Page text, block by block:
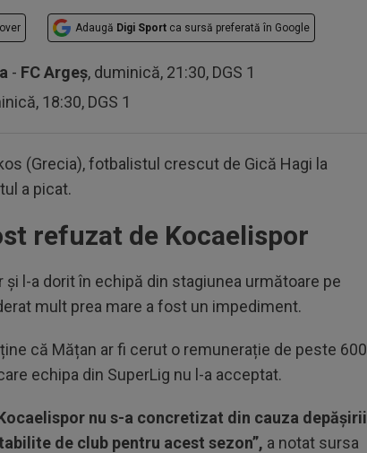
Adaugă Digi Sport ca sursă preferată în Google
- FC Argeș, duminică, 21:30, DGS 1
18:30, DGS 1
(Grecia), fotbalistul crescut de Gică Hagi la
a picat.
refuzat de Kocaelispor
și l-a dorit în echipă din stagiunea următoare pe
mult prea mare a fost un impediment.
că Mățan ar fi cerut o remunerație de peste 600
echipa din SuperLig nu l-a acceptat.
nu s-a concretizat din cauza depășirii
de club pentru acest sezon”, a notat sursa